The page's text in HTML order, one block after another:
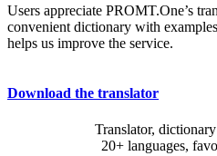
Users appreciate PROMT.One’s
convenient dictionary with
helps us improve the service.
Download the translator
Translator,
20+ languages,